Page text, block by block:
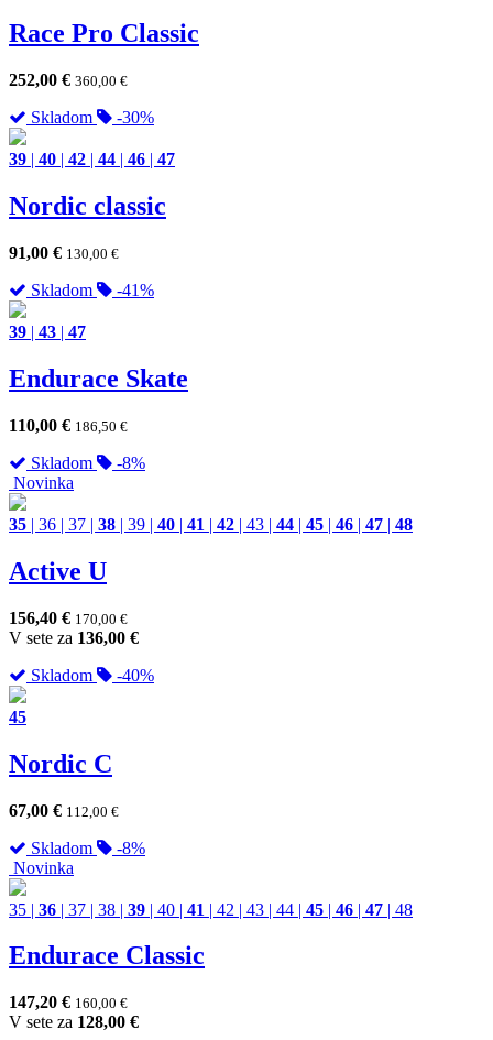
Race Pro Classic
252,00 € 360,00 €
Skladom -30%
39 | 40 | 42 | 44 | 46 | 47
Nordic classic
91,00 € 130,00 €
Skladom -41%
39 | 43 | 47
Endurace Skate
110,00 € 186,50 €
Skladom
-8%
Novinka
35 | 36 | 37 | 38 | 39 | 40 | 41 | 42 | 43 | 44 | 45 | 46 | 47 | 48
Active U
156,40 € 170,00 €
V sete za 136,00 €
Skladom
-40%
45
Nordic C
67,00 € 112,00 €
Skladom
-8%
Novinka
35 | 36 | 37 | 38 | 39 | 40 | 41 | 42 | 43 | 44 | 45 | 46 | 47 | 48
Endurace Classic
147,20 € 160,00 €
V sete za 128,00 €